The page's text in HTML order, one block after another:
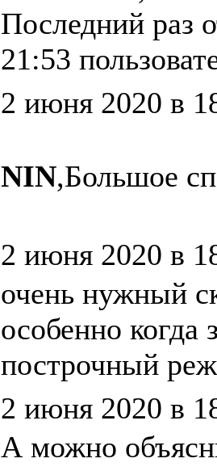
Последний раз
21:53
2 июня 2020 в
NIN,Большое
2 июня 2020 в
очень нужный
особенно
построчный
2 июня 2020 в
А можно